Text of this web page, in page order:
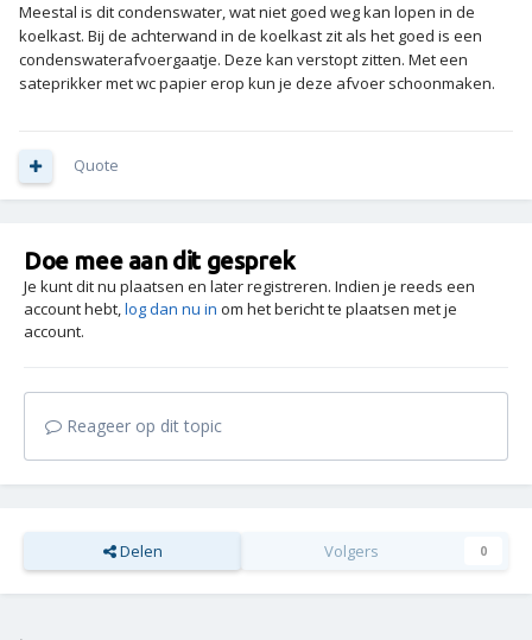
Meestal is dit condenswater, wat niet goed weg kan lopen in de
koelkast. Bij de achterwand in de koelkast zit als het goed is een
condenswaterafvoergaatje. Deze kan verstopt zitten. Met een
sateprikker met wc papier erop kun je deze afvoer schoonmaken.
Quote
Doe mee aan dit gesprek
Je kunt dit nu plaatsen en later registreren. Indien je reeds een
account hebt,log dan nu in om het bericht te plaatsen met je
account.
Reageer op dit topic
Delen Volgers 0